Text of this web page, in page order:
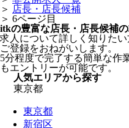
＞ 店長・店長候補
＞ 6ページ目
itkの豊富な店長・店長候補
求人について詳しく知りた
ご登録をおねがいします。
5分程度で完了する簡単な作
もエントリーが可能です。
人気エリアから探す
東京都
東京都
新宿区